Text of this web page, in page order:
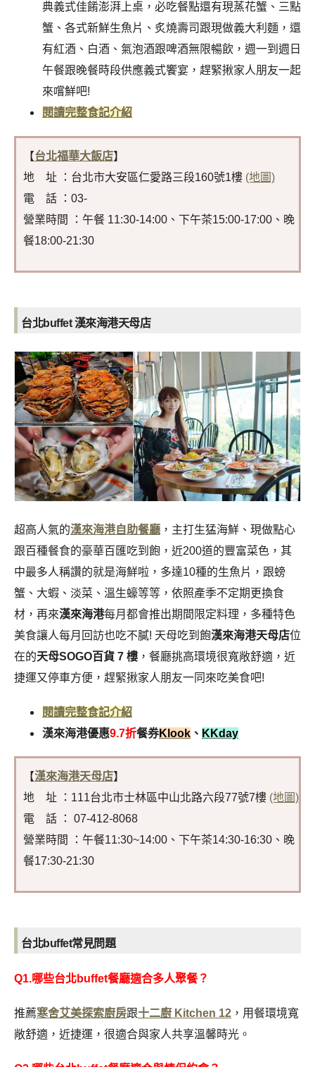
典義式佳餚澎湃上桌，必吃餐點還有現蒸花蟹、三點
蟹、各式新鮮生魚片、炙燒壽司跟現做義大利麵，還
有紅酒、白酒、氣泡酒跟啤酒無限暢飲，週一到週日
午餐跟晚餐時段供應義式饗宴，趕緊揪家人朋友一起
來嚐鮮吧!
閱讀完整食記介紹
【台北福華大飯店】
地 址 ：台北市大安區仁愛路三段160號1樓 (地圖)
電 話 ：03-
營業時間 ：午餐 11:30-14:00、下午茶15:00-17:00、晚
餐18:00-21:30
台北buffet 漢來海港天母店
超高人氣的漢來海港自助餐廳 ，主打生猛海鮮、現做點心
跟百種餐食的豪華百匯吃到飽，近200道的豐富菜色，其
中最多人稱讚的就是海鮮啦，多達10種的生魚片，跟螃
蟹、大蝦、淡菜、溫生蠔等等，依照產季不定期更換食
材，再來漢來海港每月都會推出期間限定料理，多種特色
美食讓人每月回訪也吃不膩! 天母吃到飽漢來海港天母店位
在的天母SOGO百貨 7 樓 ，餐廳挑高環境很寬敞舒適，近
捷運又停車方便 ，趕緊揪家人朋友一同來吃美食吧!
閱讀完整食記介紹
漢來海港優惠9.7折餐券Klook 、 KKday
【漢來海港天母店】
地 址 ：111台北市士林區中山北路六段77號7樓 (地圖)
電 話 ： 07-412-8068
營業時間 ：午餐11:30~14:00、下午茶14:30-16:30、晚
餐17:30-21:30
台北buffet常見問題
Q1.哪些台北buffet餐廳適合多人聚餐？
推薦寒舍艾美探索廚房跟十二廚 Kitchen 12 ，用餐環境寬
敞舒適，近捷運，很適合與家人共享溫馨時光。